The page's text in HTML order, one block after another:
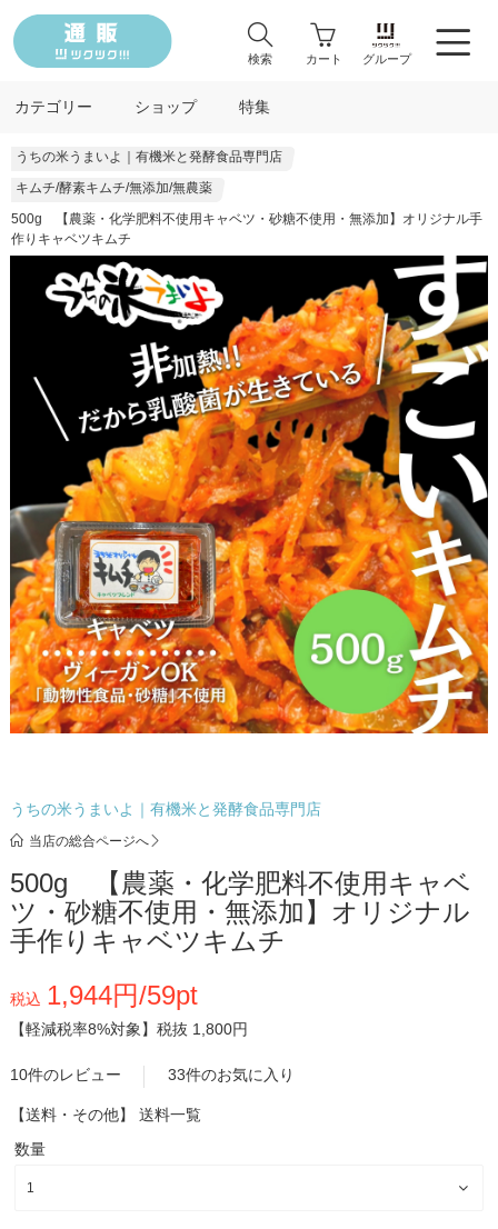
検索 カート グループ
カテゴリー ショップ 特集
うちの米うまいよ｜有機米と発酵食品専門店
キムチ/酵素キムチ/無添加/無農薬
500g 【農薬・化学肥料不使用キャベツ・砂糖不使用・無添加】オリジナル手
作りキャベツキムチ
うちの米うまいよ｜有機米と発酵食品専門店
当店の総合ページへ
500g 【農薬・化学肥料不使用キャベ
ツ・砂糖不使用・無添加】オリジナル
手作りキャベツキムチ
税込 1,944円/59pt
【軽減税率8%対象】 税抜 1,800円
10件のレビュー 33件のお気に入り
【送料・その他】 送料一覧
数量